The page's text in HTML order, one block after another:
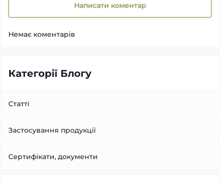
Написати коментар
Немає коментарів
Категорії Блогу
Статті
Застосування продукції
Сертифікати, документи